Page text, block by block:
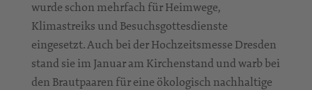
wurde schon mehrfach für Heimwege,
Klimastreiks und Besuchsgottesdienste
eingesetzt. Auch bei der Hochzeitsmesse Dresden
stand sie im Januar am Kirchenstand und warb bei
den Brautpaaren für eine ökologisch nachhaltige